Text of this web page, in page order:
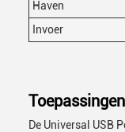
Haven
Invoer
De Universal USB